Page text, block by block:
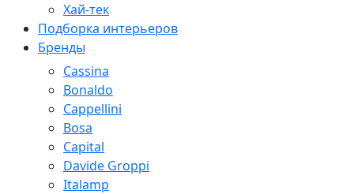
Хай-тек
Подборка интерьеров
Бренды
Cassina
Bonaldo
Cappellini
Bosa
Capital
Davide Groppi
Italamp